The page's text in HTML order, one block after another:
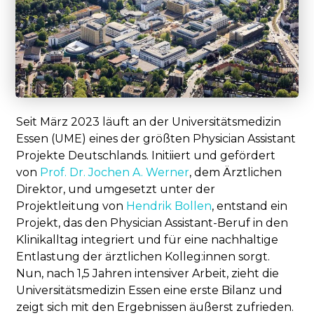
Seit März 2023 läuft an der Universitätsmedizin
Essen (UME) eines der größten Physician Assistant
Projekte Deutschlands. Initiiert und gefördert
von Prof. Dr. Jochen A. Werner, dem Ärztlichen
Direktor, und umgesetzt unter der
Projektleitung von Hendrik Bollen, entstand ein
Projekt, das den Physician Assistant-Beruf in den
Klinikalltag integriert und für eine nachhaltige
Entlastung der ärztlichen Kolleg:innen sorgt.
Nun, nach 1,5 Jahren intensiver Arbeit, zieht die
Universitätsmedizin Essen eine erste Bilanz und
zeigt sich mit den Ergebnissen äußerst zufrieden.